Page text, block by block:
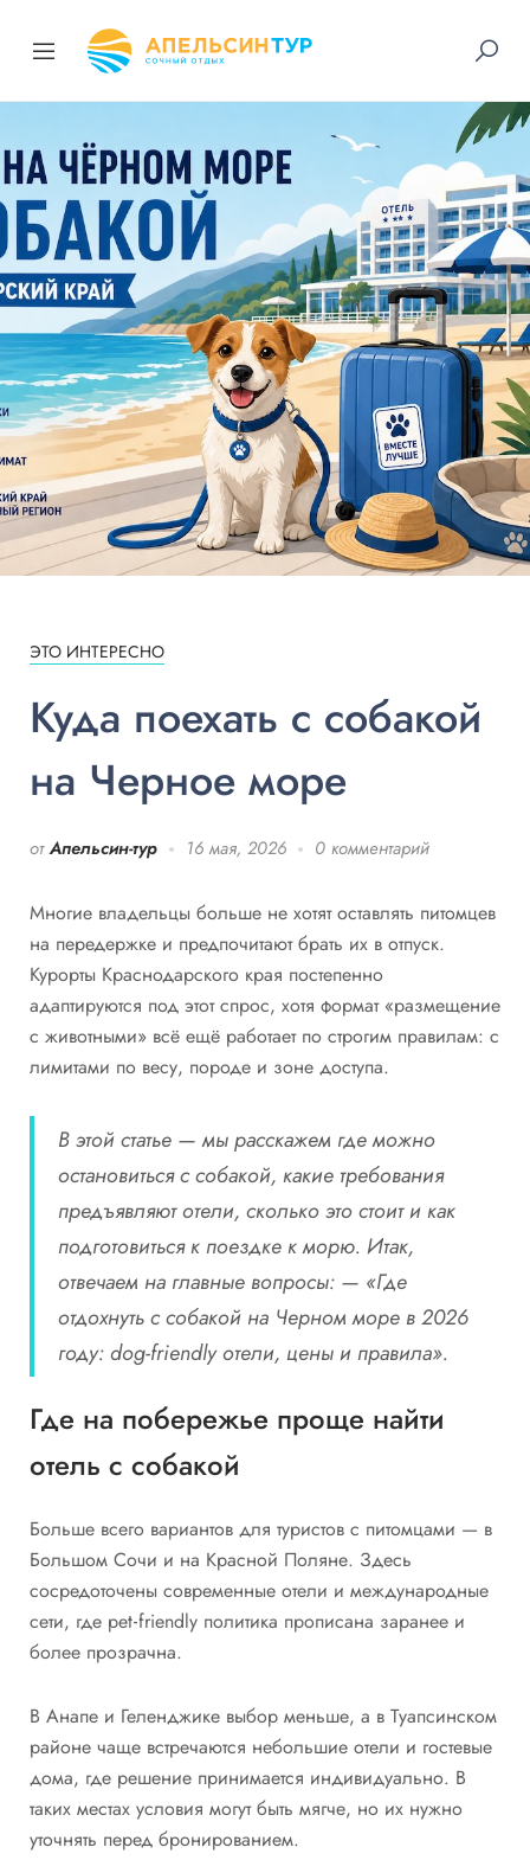
ЭТО ИНТЕРЕСНО
Куда поехать с собакой
на Черное море
от Апельсин-тур 16 мая, 2026 0 комментарий
Многие владельцы больше не хотят оставлять питомцев
на передержке и предпочитают брать их в отпуск.
Курорты Краснодарского края постепенно
адаптируются под этот спрос, хотя формат «размещение
с животными» всё ещё работает по строгим правилам: с
лимитами по весу, породе и зоне доступа.
В этой статье — мы расскажем где можно
остановиться с собакой, какие требования
предъявляют отели, сколько это стоит и как
подготовиться к поездке к морю. Итак,
отвечаем на главные вопросы: — «Где
отдохнуть с собакой на Черном море в 2026
году: dog‑friendly отели, цены и правила».
Где на побережье проще найти
отель с собакой
Больше всего вариантов для туристов с питомцами — в
Большом Сочи и на Красной Поляне. Здесь
сосредоточены современные отели и международные
сети, где pet‑friendly политика прописана заранее и
более прозрачна.
В Анапе и Геленджике выбор меньше, а в Туапсинском
районе чаще встречаются небольшие отели и гостевые
дома, где решение принимается индивидуально. В
таких местах условия могут быть мягче, но их нужно
уточнять перед бронированием.